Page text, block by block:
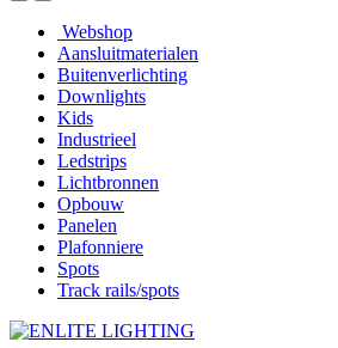
Webshop
Aansluitmaterialen
Buitenverlichting
Downlights
Kids
Industrieel
Ledstrips
Lichtbronnen
Opbouw
Panelen
Plafonniere
Spots
Track rails/spots